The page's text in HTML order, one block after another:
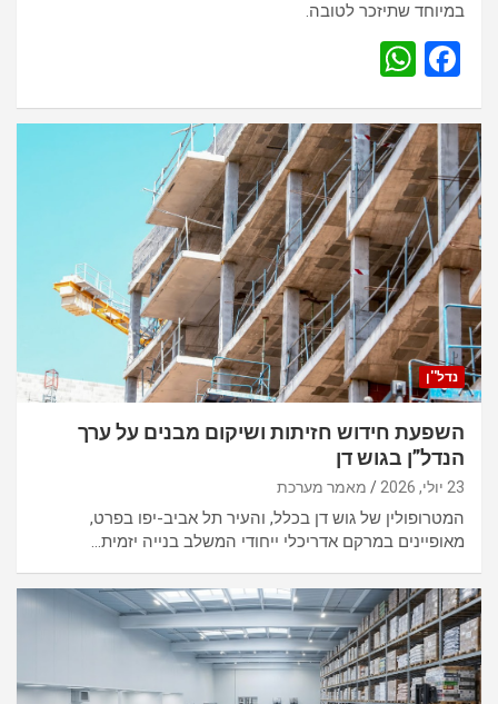
במיוחד שתיזכר לטובה.
F
ce
b
o
o
k
at
s
A
p
p
נדל''ן
השפעת חידוש חזיתות ושיקום מבנים על ערך
הנדל”ן בגוש דן
23 יולי, 2026 מאמר מערכת
המטרופולין של גוש דן בכלל, והעיר תל אביב-יפו בפרט,
מאופיינים במרקם אדריכלי ייחודי המשלב בנייה יזמית…